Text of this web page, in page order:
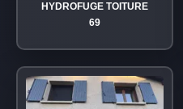
HYDROFUGE TOITURE
69